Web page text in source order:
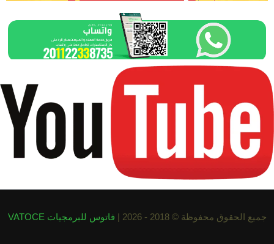
جميع الحقوق محفوظة © 2018 - 2026 | فاتوس للبرمجيات VATOCE